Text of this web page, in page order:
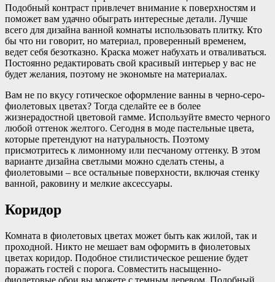
Подобный контраст привлечет внимание к поверхностям и
поможет вам удачно обыграть интересные детали. Лучше
всего для дизайна ванной комнаты использовать плитку. Кто
бы что ни говорит, но материал, проверенный временем,
ведет себя безотказно. Краска может набухать и отваливаться.
Постоянно редактировать свой красивый интерьер у вас не
будет желания, поэтому не экономьте на материалах.
Вам не по вкусу готическое оформление ванны в черно-серо-
фиолетовых цветах? Тогда сделайте ее в более
жизнерадостной цветовой гамме. Используйте вместо черного
любой оттенок желтого. Сегодня в моде пастельные цвета,
которые претендуют на натуральность. Поэтому
присмотритесь к лимонному или песчаному оттенку. В этом
варианте дизайна светлыми можно сделать стены, а
фиолетовыми – все остальные поверхности, включая стенку
ванной, раковину и мелкие аксессуары.
Коридор
Комната в фиолетовых цветах может быть как жилой, так и
проходной. Никто не мешает вам оформить в фиолетовых
цветах коридор. Подобное стилистическое решение будет
поражать гостей с порога. Совместить насыщенно-
фиолетовые обои вы можете с темным деревом. Подобный